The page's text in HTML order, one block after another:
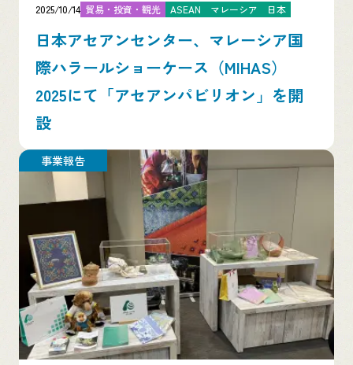
2025/10/14 貿易・投資・観光 ASEAN マレーシア 日本
日本アセアンセンター、マレーシア国
際ハラールショーケース（MIHAS）
2025にて「アセアンパビリオン」を開
設
事業報告